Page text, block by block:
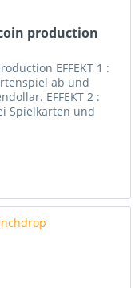
production
EFFEKT 1 :
ab und
EFFEKT 2 :
Spielkarten und